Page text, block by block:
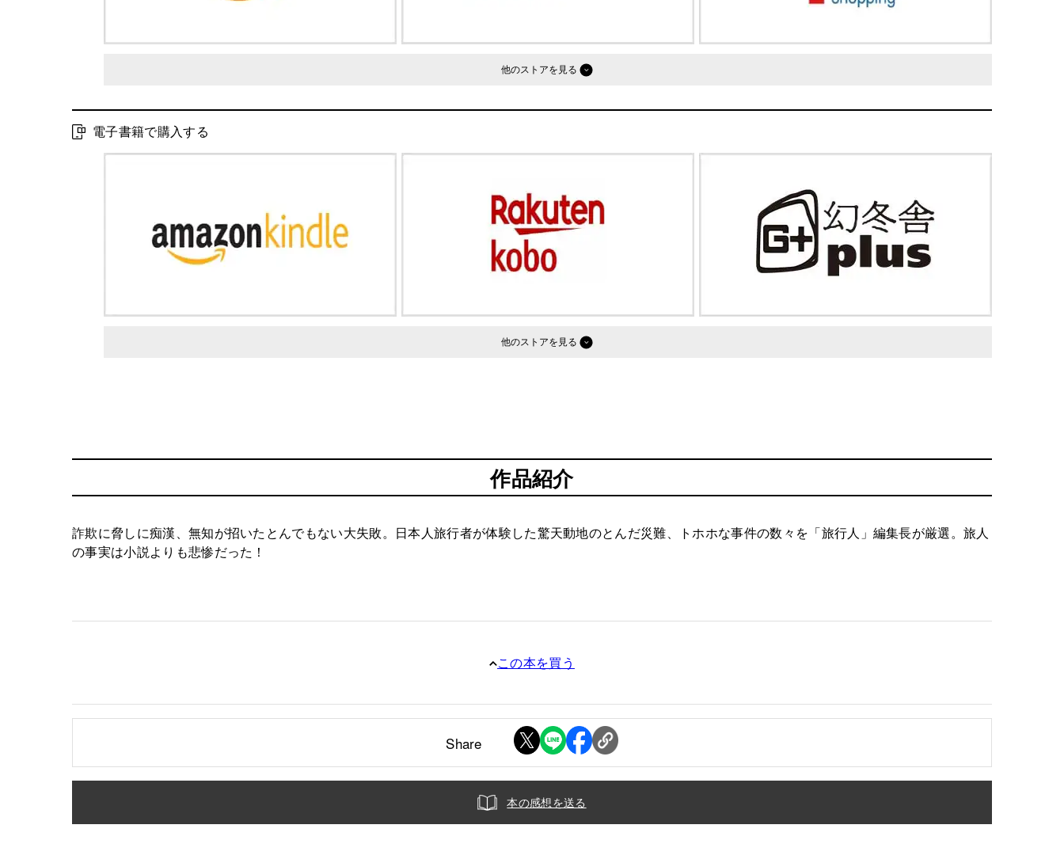
他のストア
電子書籍で購入する
他のストア
作品紹介
詐欺に脅しに痴漢、無知が招いたとんでもない大失敗。日本人旅行者が体験した驚天動地のとんだ災難、トホホな事件の数々を「旅行人」編集長が厳選。旅人
の事実は小説よりも悲惨だった！
この本を買う
Share
本の感想を送る